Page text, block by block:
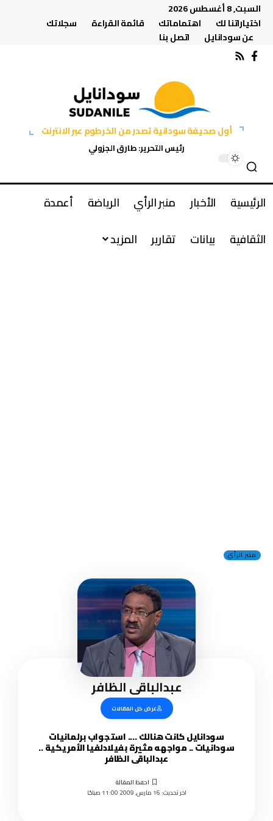
السبت, 8 أغسطس 2026
اختياراتنا لك
اهتماماتك قائمة القراءة
سجلاتك
عن سودانايل
اتصل بنا
أول صحيفة سودانية تصدر من الخرطوم عبر الانترنت
رئيس التحرير: طارق الجزولي
الرئيسية الأخبار منبر الرأي الرياضة
أعمدة
الثقافية
بيانات تقارير المزيد
منبر الرأي
عبدالباقى الظافر
عرض كل المقالات
سودانايل كانت هنالك …. استجواب برلمانيات
سودانيات .. مواجهه مثيرة بفيلادلفيا الأمريكية ..
عبدالباقى الظافر
اخر تحديث: 16 مارس, 2009 11:00 صباحًا